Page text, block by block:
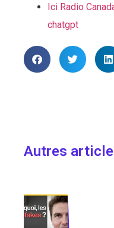
Ici Radio
chatgpt
Autres